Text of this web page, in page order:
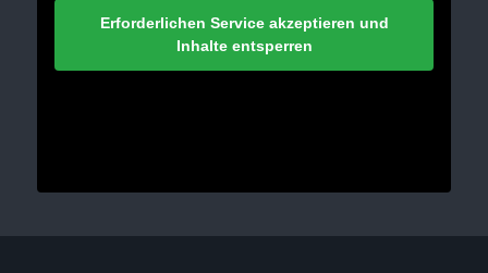
Erforderlichen Service akzeptieren und
Inhalte entsperren